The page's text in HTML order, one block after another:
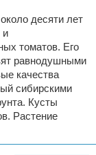
десяти лет
и
томатов. Его
равнодушными
качества
сибирскими
Кусты
Растение